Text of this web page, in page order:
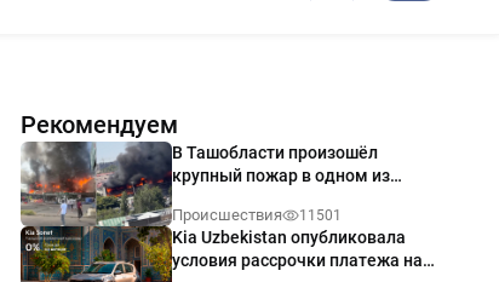
Рекомендуем
В Ташобласти произошёл
крупный пожар в одном из
Происшествия 11501
Kia Uzbekistan опубликовала
условия рассрочки платежа на